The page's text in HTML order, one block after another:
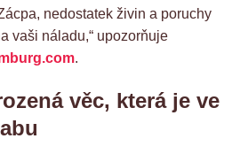
nedostatek živin a poruchy
vaši náladu,“ upozorňuje
.
věc, která je ve